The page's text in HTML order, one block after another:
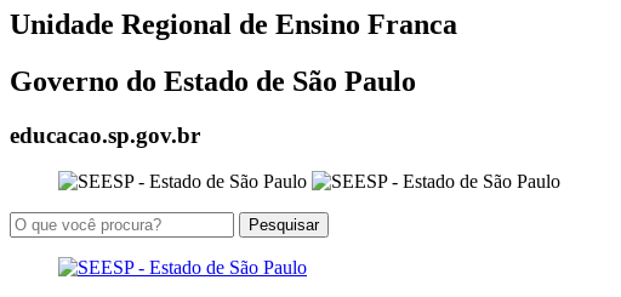
Unidade Regional de Ensino Franca
Governo do Estado de São Paulo
educacao.sp.gov.br